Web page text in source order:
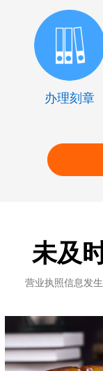
办理刻章
未及
营业执照信息发